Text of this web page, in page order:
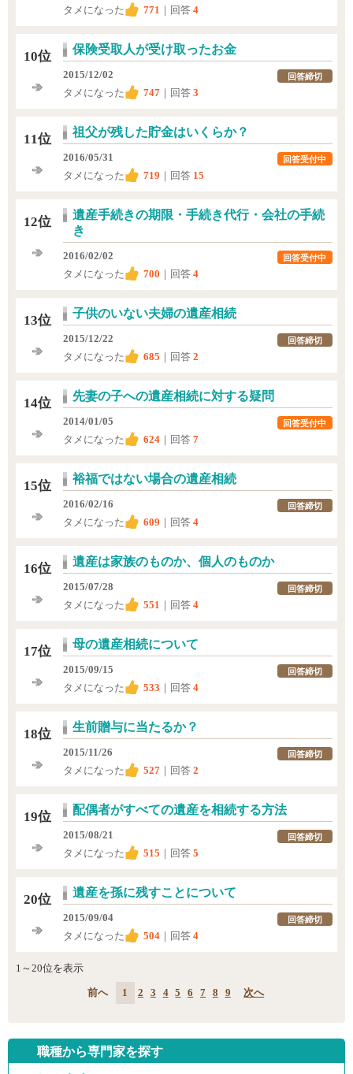
タメになった
771 ｜回答 4
10位 保険受取人が受け取ったお金
2015/12/02
タメになった
747 ｜回答 3
回答締切
11位 祖父が残した貯金はいくらか？
2016/05/31
タメになった
719 ｜回答 15
回答受付中
12位
遺産手続きの期限・手続き代行・会社の手続
き
2016/02/02
タメになった
700 ｜回答 4
回答受付中
13位 子供のいない夫婦の遺産相続
2015/12/22
タメになった
685 ｜回答 2
回答締切
14位 先妻の子への遺産相続に対する疑問
2014/01/05
タメになった
624 ｜回答 7
回答受付中
15位 裕福ではない場合の遺産相続
2016/02/16
タメになった
609 ｜回答 4
回答締切
16位 遺産は家族のものか、個人のものか
2015/07/28
タメになった
551 ｜回答 4
回答締切
17位 母の遺産相続について
2015/09/15
タメになった
533 ｜回答 4
回答締切
18位 生前贈与に当たるか？
2015/11/26
タメになった
527 ｜回答 2
回答締切
19位 配偶者がすべての遺産を相続する方法
2015/08/21
タメになった
515 ｜回答 5
回答締切
20位 遺産を孫に残すことについて
2015/09/04
タメになった
504 ｜回答 4
回答締切
1～20位を表示
前へ 1 2 3 4 5 6 7 8 9 次へ
職種から専門家を探す